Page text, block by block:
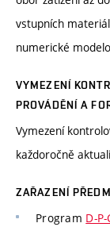
vstupních
numerické
VYMEZENÍ
PROVÁDĚNÍ A
Vymezení
každoročně
ZAŘAZENÍ
Program D-